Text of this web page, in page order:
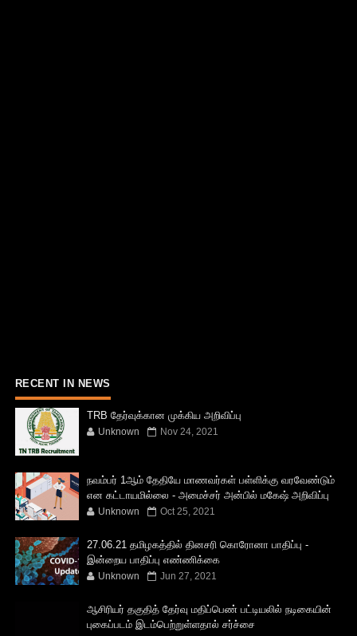
RECENT IN NEWS
TRB தேர்வுக்கான முக்கிய அறிவிப்பு
Unknown Nov 24, 2021
நவம்பர் 1ஆம் தேதியே மாணவர்கள் பள்ளிக்கு வரவேண்டும்
என கட்டாயமில்லை - அமைச்சர் அன்பில் மகேஷ் அறிவிப்பு
Unknown Oct 25, 2021
27.06.21 தமிழகத்தில் தினசரி கொரோனா பாதிப்பு -
இன்றைய பாதிப்பு எண்ணிக்கை
Unknown Jun 27, 2021
ஆசிரியர் தகுதித் தேர்வு மதிப்பெண் பட்டியலில் நடிகையின்
புகைப்படம் இடம்பெற்றுள்ளதால் சர்ச்சை